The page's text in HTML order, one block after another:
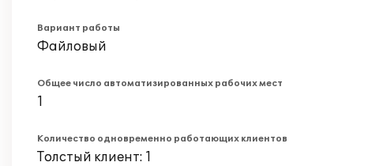
Вариант работы
Файловый
Общее число автоматизированных рабочих мест
1
Количество одновременно работающих клиентов
Толстый клиент: 1